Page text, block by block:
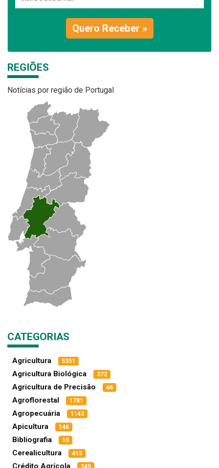
Quero Receber »
REGIÕES
Notícias por região de Portugal
CATEGORIAS
Agricultura 5351
Agricultura Biológica 372
Agricultura de Precisão 66
Agroflorestal 1781
Agropecuária 1143
Apicultura 146
Bibliografia 15
Cerealicultura 415
Crédito Agrícola 245